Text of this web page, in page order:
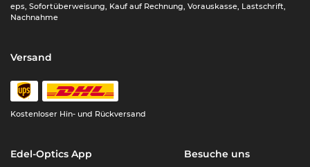
eps, Sofortüberweisung, Kauf auf Rechnung, Vorauskasse, Lastschrift,
Nachnahme
Versand
Kostenloser Hin- und Rückversand
Edel-Optics App Besuche uns